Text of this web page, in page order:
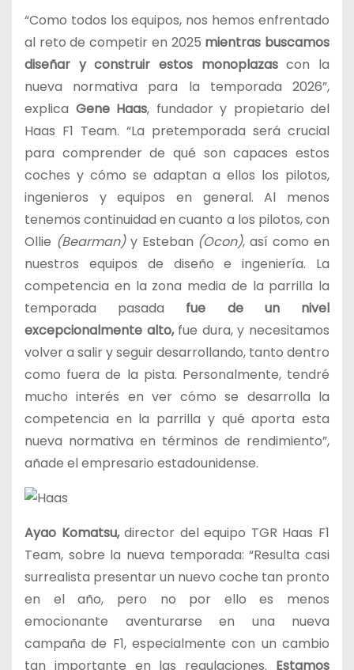
“Como todos los equipos, nos hemos enfrentado
al reto de competir en 2025 mientras buscamos
diseñar y construir estos monoplazascon la
nueva normativa para la temporada 2026”,
explica Gene Haas, fundador y propietario del
Haas F1 Team. “La pretemporada será crucial
para comprender de qué son capaces estos
coches y cómo se adaptan a ellos los pilotos,
ingenieros y equipos en general. Al menos
tenemos continuidad en cuanto a los pilotos, con
Ollie (Bearman)y Esteban (Ocon), así como en
nuestros equipos de diseño e ingeniería. La
competencia en la zona media de la parrilla la
temporada pasada fue de un nivel
excepcionalmente alto, fue dura, y necesitamos
volver a salir y seguir desarrollando, tanto dentro
como fuera de la pista. Personalmente, tendré
mucho interés en ver cómo se desarrolla la
competencia en la parrilla y qué aporta esta
nueva normativa en términos de rendimiento”,
añade el empresario estadounidense.
Ayao Komatsu,director del equipo TGR Haas F1
Team, sobre la nueva temporada: “Resulta casi
surrealista presentar un nuevo coche tan pronto
en el año, pero no por ello es menos
emocionante aventurarse en una nueva
campaña de F1, especialmente con un cambio
tan importante en las regulaciones. Estamos